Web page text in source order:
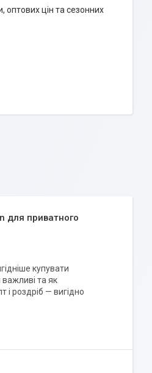
оптових цін та сезонних
для приватного
купувати
важливі та як
роздріб — вигідно